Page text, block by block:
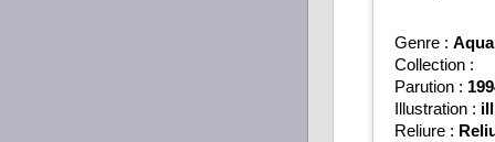
Genre :
Collection :
Parution :
Illustration :
Reliure :